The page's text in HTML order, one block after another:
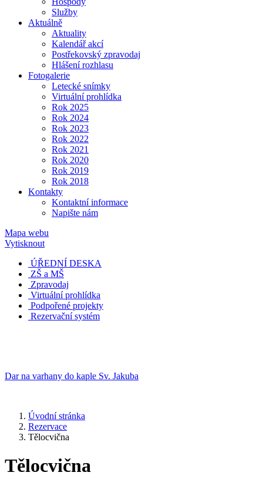
Služby
Aktuálně
Aktuality
Kalendář akcí
Postřekovský zpravodaj
Hlášení rozhlasu
Fotogalerie
Letecké snímky
Virtuální prohlídka
Rok 2025
Rok 2024
Rok 2023
Rok 2022
Rok 2021
Rok 2020
Rok 2019
Rok 2018
Kontakty
Kontaktní informace
Napište nám
Mapa webu
Vytisknout
ÚŘEDNÍ DESKA
ZŠ a MŠ
Zpravodaj
Virtuální prohlídka
Podpořené projekty
Rezervační systém
Dar na varhany do kaple Sv. Jakuba
Úvodní stránka
Rezervace
Tělocvična
Tělocvična